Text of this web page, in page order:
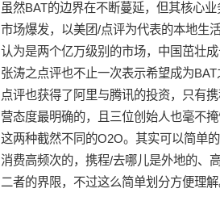
虽然BAT的边界在不断蔓延，但其核心
市场爆发，以美团/点评为代表的本地生
认为是两个亿万级别的市场，中国茁壮
张涛之点评也不止一次表示希望成为
点评也获得了阿里与腾讯的投资，只有
营态度最明确的，且三位创始人也毫不
这两种截然不同的O2O。其实可以简单
消费高频次的，携程/去哪儿是外地的、
二者的界限，不过这么简单划分方便理解